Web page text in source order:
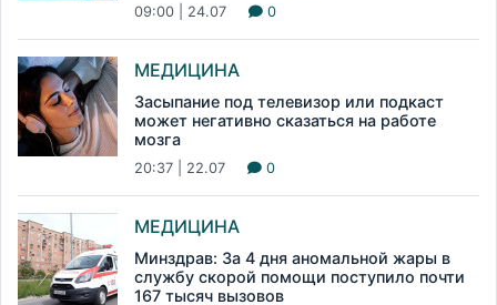
09:00 | 24.07 0
МЕДИЦИНА
Засыпание под телевизор или подкаст
может негативно сказаться на работе
мозга
20:37 | 22.07 0
МЕДИЦИНА
Минздрав: За 4 дня аномальной жары в
службу скорой помощи поступило почти
167 тысяч вызовов